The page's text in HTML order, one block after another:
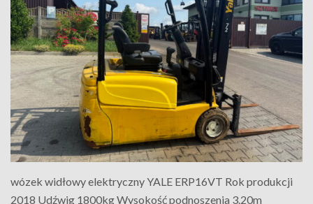
wózek widłowy elektryczny YALE ERP16VT Rok produkcji
2018 Udźwig 1800kg Wysokość podnoszenia 3.20m